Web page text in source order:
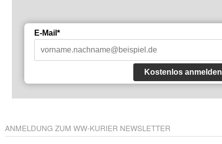
E-Mail*
Kostenlos anmelden
ANMELDUNG ZUM WW-KURIER NEWSLETTER